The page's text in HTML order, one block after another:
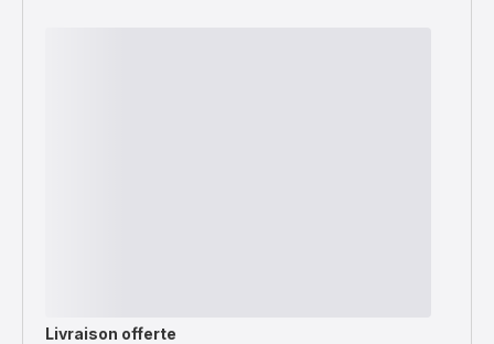
Livraison offerte